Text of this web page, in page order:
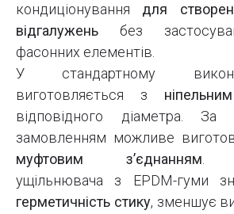
кондиціонування для
відгалужень без
фасонних елементів.
У стандартному
виготовляється з
відповідного діаметра. За
замовленням можливе
муфтовим з’єднанням .
ущільнювача з EPDM-гуми
герметичність стику, зменшує